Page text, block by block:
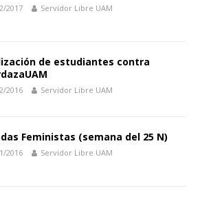
2017 Servidor Libre UAM
de estudiantes contra
2016 Servidor Libre UAM
Feministas (semana del 25 N)
2016 Servidor Libre UAM